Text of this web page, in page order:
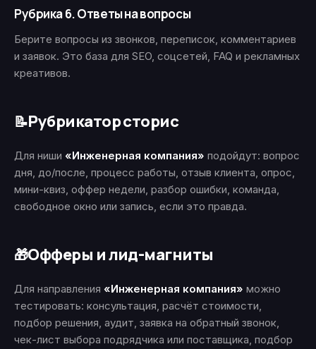
Рубрика 6. Ответы на вопросы
Берите вопросы из звонков, переписок, комментариев
и заявок. Это база для SEO, соцсетей, FAQ и рекламных
креативов.
📝Рубрикатор сторис
Для ниши «Инженерная компания» подойдут: вопрос
дня, до/после, процесс работы, отзыв клиента, опрос,
мини-квиз, оффер недели, разбор ошибки, команда,
свободное окно или запись, если это правда.
🎁Офферы и лид-магниты
Для направления «Инженерная компания» можно
тестировать: консультация, расчёт стоимости,
подбор решения, аудит, заявка на обратный звонок,
чек-лист выбора подрядчика или поставщика, подбор